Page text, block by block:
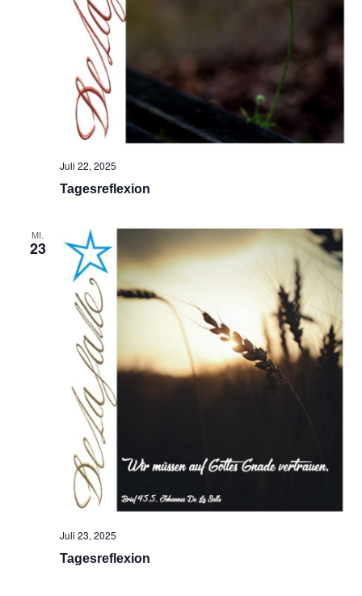
Tagesreflexion
Juli 22, 2025
MI.
23
Tagesreflexion
Juli 23, 2025